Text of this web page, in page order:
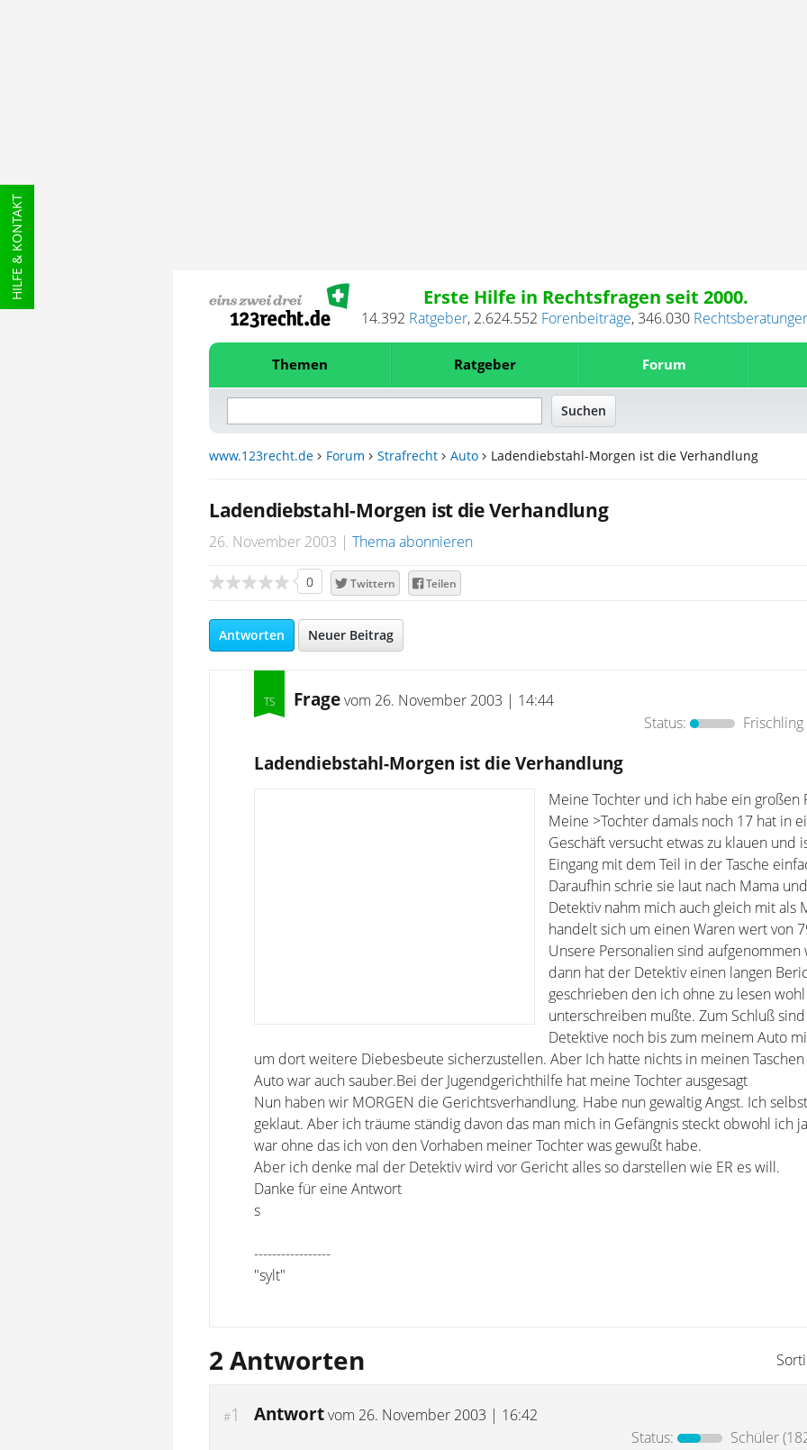
HILFE & KONTAKT Erste Hilfe in Rechtsfragen seit 2000.
14.392 Ratgeber, 2.624.552 Forenbeiträge,346.030
Themen Ratgeber Forum
www.123recht.de Forum Strafrecht Auto Ladendiebstahl-Morgen ist die Verhandlung
Ladendiebstahl-Morgen ist die Verhandlung
26. November 2003 Thema abonnieren
0 Twittern Teilen
Antworten Neuer Beitrag
Fragevom 26. November 2003 | 14:44
Status:
Frischling
Ladendiebstahl-Morgen ist die Verhandlung
Meine Tochter und ich habe ein großen
Meine >Tochter damals noch 17 hat in
Geschäft versucht etwas zu klauen und
Eingang mit dem Teil in der Tasche
Daraufhin schrie sie laut nach Mama
Detektiv nahm mich auch gleich mit als
handelt sich um einen Waren wert von
Unsere Personalien sind
dann hat der Detektiv einen langen
geschrieben den ich ohne zu lesen wohl
unterschreiben mußte. Zum Schluß
Detektive noch bis zum meinem Auto
um dort weitere Diebesbeute sicherzustellen. Aber Ich hatte nichts in meinen
Auto war auch sauber.Bei der Jugendgerichthilfe hat meine Tochter ausgesagt
Nun haben wir MORGEN die Gerichtsverhandlung. Habe nun gewaltig Angst. Ich
geklaut. Aber ich träume ständig davon das man mich in Gefängnis steckt obwohl ich
war ohne das ich von den Vorhaben meiner Tochter was gewußt habe.
Aber ich denke mal der Detektiv wird vor Gericht alles so darstellen wie ER es will.
Danke für eine Antwort
s
-----------------
"sylt"
2 Antworten
#1 Antwortvom 26. November 2003 | 16:42
Status:
Schüler